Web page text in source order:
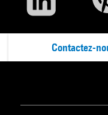
Contactez-